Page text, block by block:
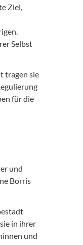
Ziel,
Selbst
tragen sie
für die
und
Borris
in ihrer
und